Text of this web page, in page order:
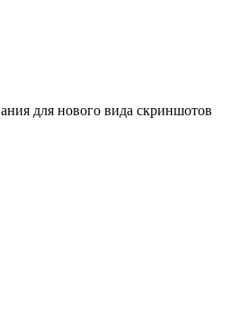
для нового вида скриншотов